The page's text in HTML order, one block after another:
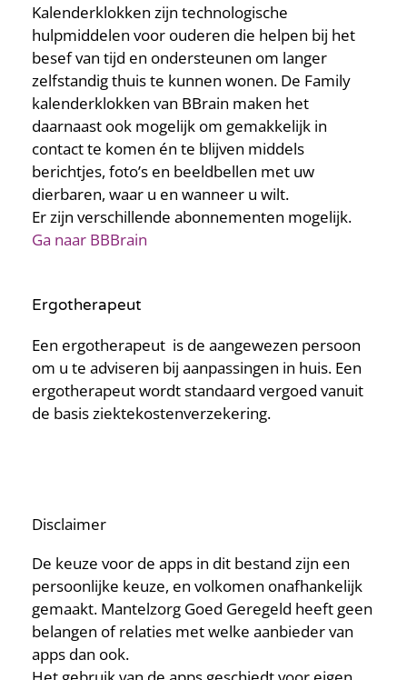
Kalenderklokken zijn technologische
hulpmiddelen voor ouderen die helpen bij het
besef van tijd en ondersteunen om langer
zelfstandig thuis te kunnen wonen. De Family
kalenderklokken van BBrain maken het
daarnaast ook mogelijk om gemakkelijk in
contact te komen én te blijven middels
berichtjes, foto’s en beeldbellen met uw
dierbaren, waar u en wanneer u wilt.
Er zijn verschillende abonnementen mogelijk.
Ga naar BBBrain
Ergotherapeut
Een ergotherapeut is de aangewezen persoon
om u te adviseren bij aanpassingen in huis. Een
ergotherapeut wordt standaard vergoed vanuit
de basis ziektekostenverzekering.
Disclaimer
De keuze voor de apps in dit bestand zijn een
persoonlijke keuze, en volkomen onafhankelijk
gemaakt. Mantelzorg Goed Geregeld heeft geen
belangen of relaties met welke aanbieder van
apps dan ook.